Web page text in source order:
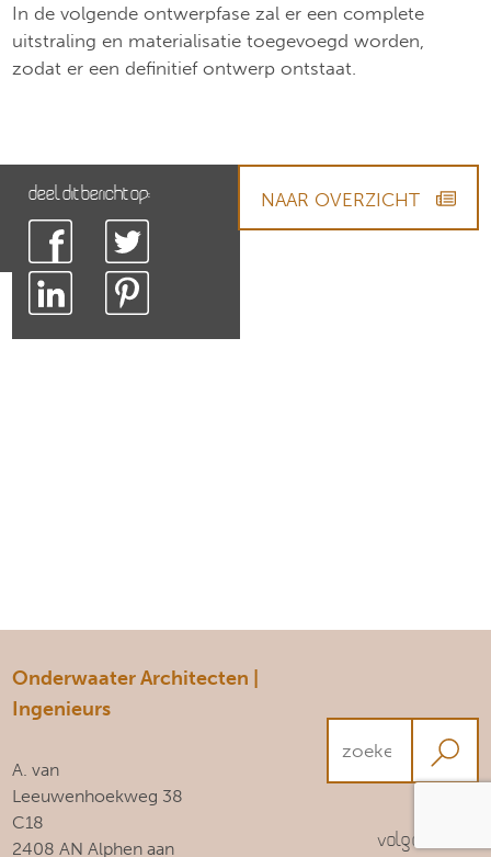
In de volgende ontwerpfase zal er een complete
uitstraling en materialisatie toegevoegd worden,
zodat er een definitief ontwerp ontstaat.
Deel dit bericht op: NAAR OVERZICHT
NAAR OVERZICHT
Onderwaater Architecten |
Ingenieurs
A. van
Leeuwenhoekweg 38
C18
2408 AN Alphen aan
Volg ons!